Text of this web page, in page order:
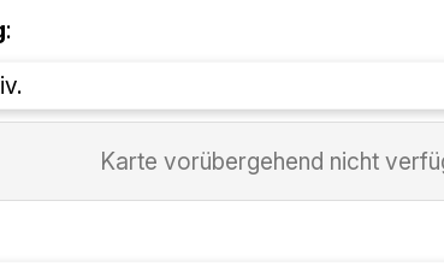
attualmente non attiva.